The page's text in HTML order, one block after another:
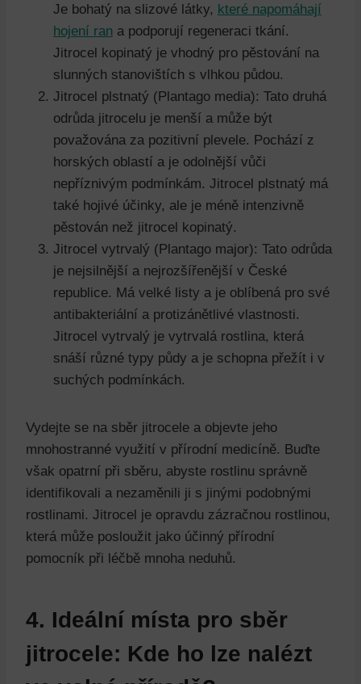
Je bohatý na slizové látky, které napomáhají
hojení ran a podporují regeneraci tkání.
Jitrocel kopinatý je vhodný pro pěstování na
slunných stanovištích s vlhkou půdou.
Jitrocel plstnatý (Plantago media): Tato druhá
odrůda jitrocelu je menší a může být
považována za pozitivní plevele. Pochází z
horských oblastí a je odolnější vůči
nepříznivým podmínkám. Jitrocel plstnatý má
také hojivé účinky, ale je méně intenzivně
pěstován než jitrocel kopinatý.
Jitrocel vytrvalý (Plantago major): Tato odrůda
je nejsilnější a nejrozšířenější v České
republice. Má velké listy a je oblíbená pro své
antibakteriální a protizánětlivé vlastnosti.
Jitrocel vytrvalý je vytrvalá rostlina, která
snáší různé typy půdy a je schopna přežít i v
suchých podmínkách.
Vydejte se na sběr jitrocele a objevte jeho
mnohostranné využití v přírodní medicíně. Buďte
však opatrní při sběru, abyste rostlinu správně
identifikovali a nezaměnili ji s jinými podobnými
rostlinami. Jitrocel je opravdu zázračnou rostlinou,
která může posloužit jako účinný přírodní
pomocník při léčbě mnoha neduhů.
4. Ideální místa pro sběr
jitrocele: Kde ho lze nalézt